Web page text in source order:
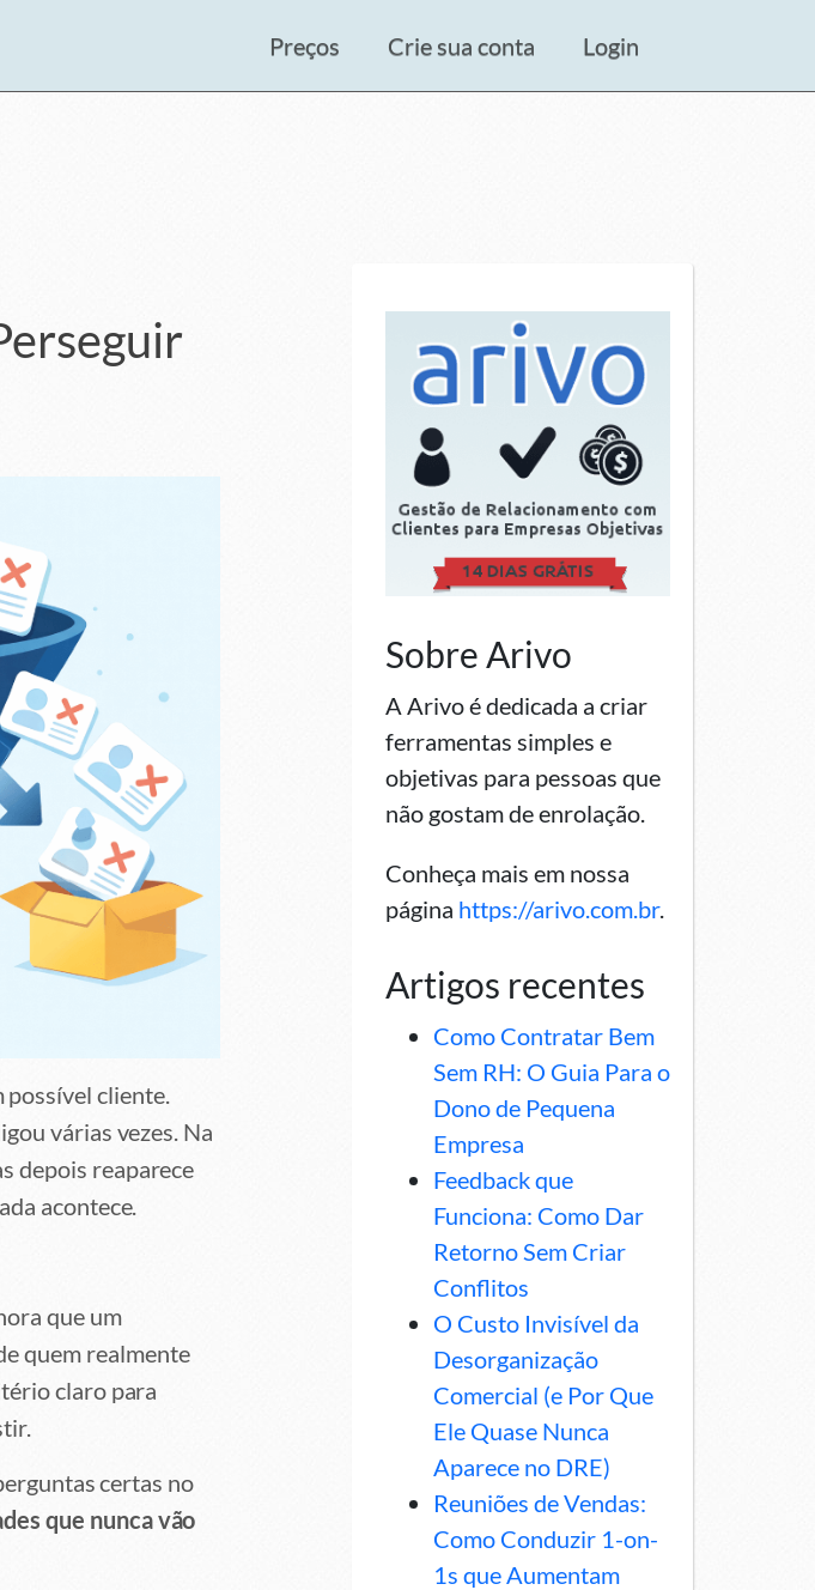
Preços Crie sua conta Login
possível cliente.
várias vezes. Na
depois reaparece
acontece.
que um
quem realmente
claro para
certas no
que nunca vão
Sobre Arivo
A Arivo é dedicada a criar
ferramentas simples e
objetivas para pessoas que
não gostam de enrolação.
Conheça mais em nossa
página https://arivo.com.br.
Artigos recentes
Como Contratar Bem
Sem RH: O Guia Para o
Dono de Pequena
Empresa
Feedback que
Funciona: Como Dar
Retorno Sem Criar
Conflitos
O Custo Invisível da
Desorganização
Comercial (e Por Que
Ele Quase Nunca
Aparece no DRE)
Reuniões de Vendas:
Como Conduzir 1-on-
1s que Aumentam